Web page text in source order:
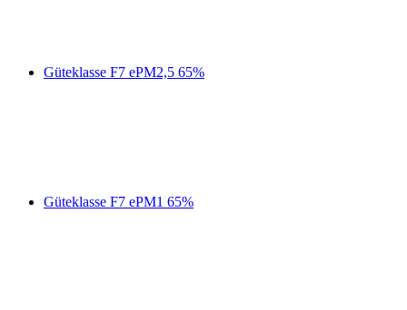
Güteklasse F7 ePM2,5 65%
Güteklasse F7 ePM1 65%